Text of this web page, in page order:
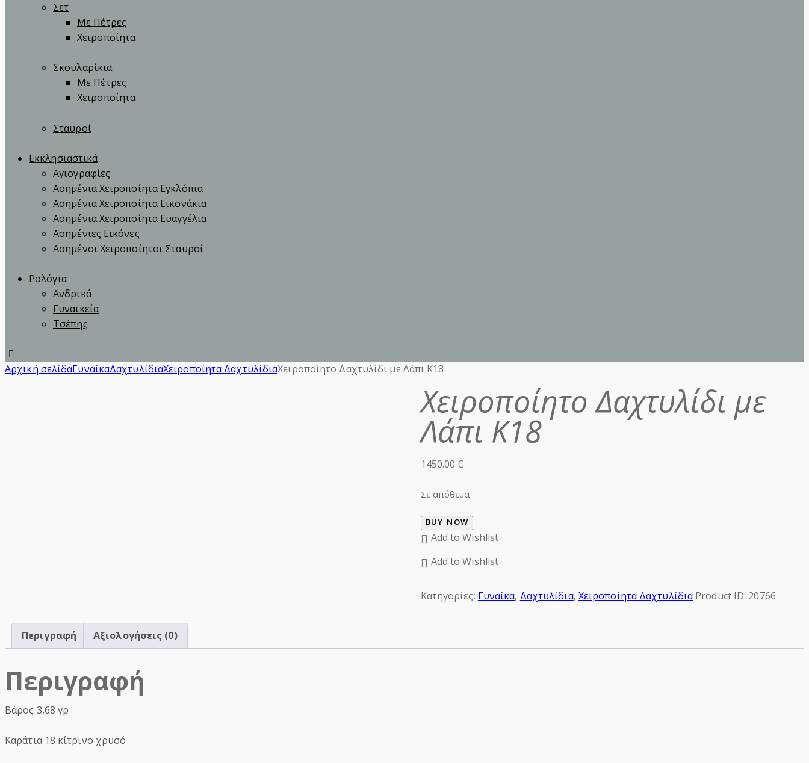
Σετ
Με Πέτρες
Χειροποίητα
Σκουλαρίκια
Με Πέτρες
Χειροποίητα
Σταυροί
Εκκλησιαστικά
Αγιογραφίες
Ασημένια Χειροποίητα Εγκλόπια
Ασημένια Χειροποίητα Εικονάκια
Ασημένια Χειροποίητα Ευαγγέλια
Ασημένιες Εικόνες
Ασημένοι Χειροποίητοι Σταυροί
Ρολόγια
Ανδρικά
Γυναικεία
Τσέπης
Αρχική σελίδαΓυναίκαΔαχτυλίδιαΧειροποίητα ΔαχτυλίδιαΧειροποίητο Δαχτυλίδι με Λάπι Κ18
Χειροποίητο Δαχτυλίδι με
Λάπι Κ18
1450.00 €
Σε απόθεμα
BUY NOW
Add to Wishlist
Add to Wishlist
Κατηγορίες: Γυναίκα, Δαχτυλίδια, Χειροποίητα Δαχτυλίδια Product ID: 20766
Περιγραφή Αξιολογήσεις (0)
Περιγραφή
Βάρος 3,68 γρ
Καράτια 18 κίτρινο χρυσό